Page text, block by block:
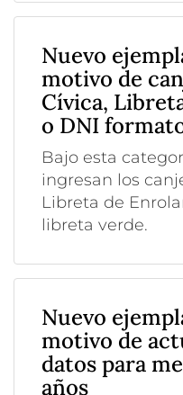
Nuevo
motivo de
Cívica,
o DNI
Bajo esta
ingresan los
Libreta de
libreta verde.
Nuevo
motivo de
datos para
años